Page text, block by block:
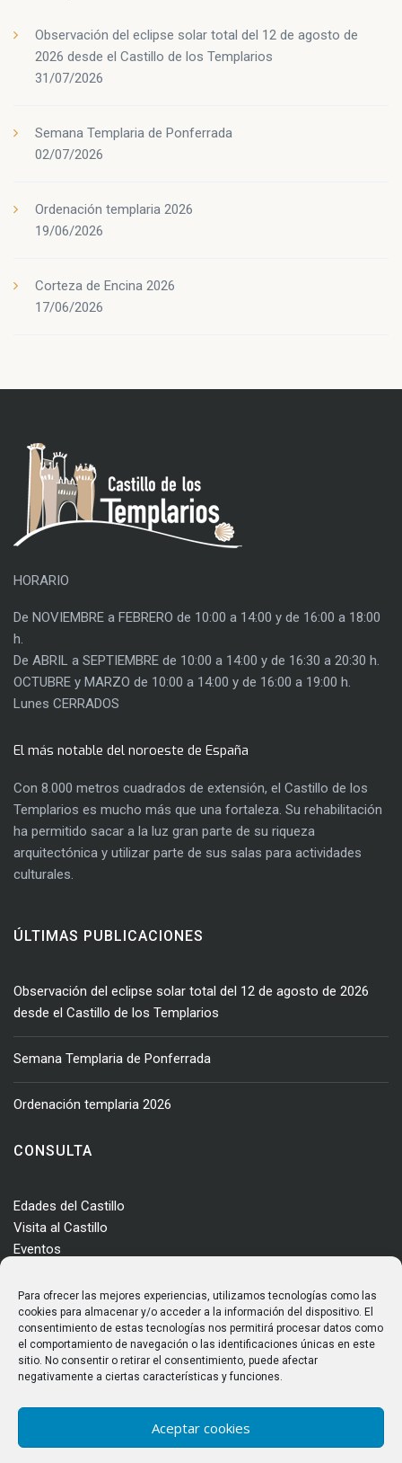
Para ofrecer las mejores experiencias, utilizamos tecnologías como las
cookies para almacenar y/o acceder a la información del dispositivo. El
consentimiento de estas tecnologías nos permitirá procesar datos como
el comportamiento de navegación o las identificaciones únicas en este
sitio. No consentir o retirar el consentimiento, puede afectar
negativamente a ciertas características y funciones.
Aceptar cookies
Observación del eclipse solar total del 12 de agosto de
2026 desde el Castillo de los Templarios
31/07/2026
Semana Templaria de Ponferrada
02/07/2026
Ordenación templaria 2026
19/06/2026
Corteza de Encina 2026
17/06/2026
HORARIO
De NOVIEMBRE a FEBRERO de 10:00 a 14:00 y de 16:00 a 18:00
h.
De ABRIL a SEPTIEMBRE de 10:00 a 14:00 y de 16:30 a 20:30 h.
OCTUBRE y MARZO de 10:00 a 14:00 y de 16:00 a 19:00 h.
Lunes CERRADOS
El más notable del noroeste de España
Con 8.000 metros cuadrados de extensión, el Castillo de los
Templarios es mucho más que una fortaleza. Su rehabilitación
ha permitido sacar a la luz gran parte de su riqueza
arquitectónica y utilizar parte de sus salas para actividades
culturales.
ÚLTIMAS PUBLICACIONES
Observación del eclipse solar total del 12 de agosto de 2026
desde el Castillo de los Templarios
Semana Templaria de Ponferrada
Ordenación templaria 2026
CONSULTA
Edades del Castillo
Visita al Castillo
Eventos
Enclave
Más información
Consultas
Horarios y tarifas